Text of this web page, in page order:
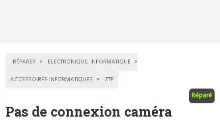
RÉPARER
ELECTRONIQUE, INFORMATIQUE
ACCESSOIRES INFORMATIQUES
ZTE
Réparé
Pas de connexion caméra